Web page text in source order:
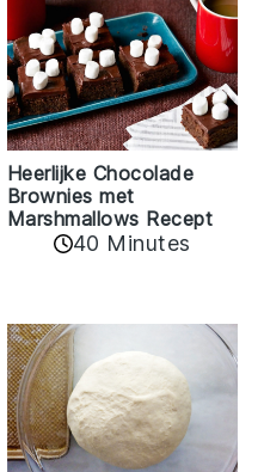
Heerlijke Chocolade
Brownies met
Marshmallows Recept
40 Minutes